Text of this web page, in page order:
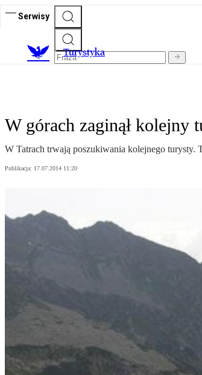
Serwisy
Turystyka
W górach zaginął kolejny
W Tatrach trwają poszukiwania kolejnego turysty.
Publikacja: 17.07.2014 11:20